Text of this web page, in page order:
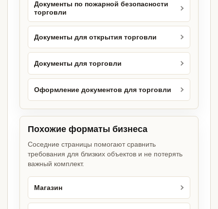
Документы по пожарной безопасности
торговли
Документы для открытия торговли
Документы для торговли
Оформление документов для торговли
Похожие форматы бизнеса
Соседние страницы помогают сравнить
требования для близких объектов и не потерять
важный комплект.
Магазин